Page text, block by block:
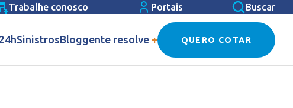
Trabalhe conosco Portais Buscar
SinistrosBloggente resolve + QUERO COTAR